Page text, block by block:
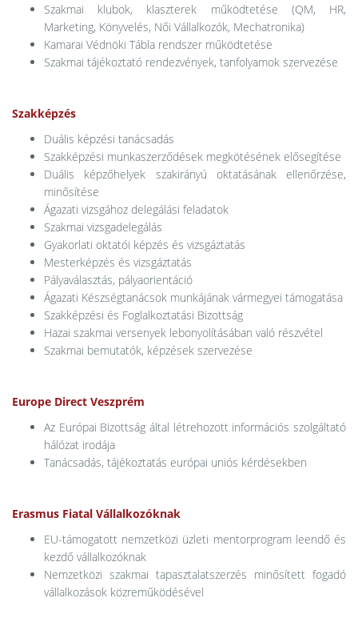
Szakmai klubok, klaszterek működtetése (QM, HR,
Marketing, Könyvelés, Női Vállalkozók, Mechatronika)
Kamarai Védnöki Tábla rendszer működtetése
Szakmai tájékoztató rendezvények, tanfolyamok szervezése
Szakképzés
Duális képzési tanácsadás
Szakképzési munkaszerződések megkötésének elősegítése
Duális képzőhelyek szakirányú oktatásának ellenőrzése,
minősítése
Ágazati vizsgához delegálási feladatok
Szakmai vizsgadelegálás
Gyakorlati oktatói képzés és vizsgáztatás
Mesterképzés és vizsgáztatás
Pályaválasztás, pályaorientáció
Ágazati Készségtanácsok munkájának vármegyei támogatása
Szakképzési és Foglalkoztatási Bizottság
Hazai szakmai versenyek lebonyolításában való részvétel
Szakmai bemutatók, képzések szervezése
Europe Direct Veszprém
Az Európai Bizottság által létrehozott információs szolgáltató
hálózat irodája
Tanácsadás, tájékoztatás európai uniós kérdésekben
Erasmus Fiatal Vállalkozóknak
EU-támogatott nemzetközi üzleti mentorprogram leendő és
kezdő vállalkozóknak
Nemzetközi szakmai tapasztalatszerzés minősített fogadó
vállalkozások közreműködésével